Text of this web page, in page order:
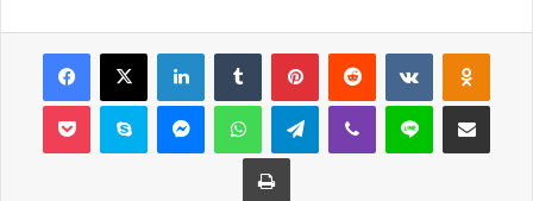
Facebook
X LinkedInTumblr PinterestReddit VKontakte
Pocket Skype MessengerWhatsAppTelegramViber Line E-Posta ile
Yazdır